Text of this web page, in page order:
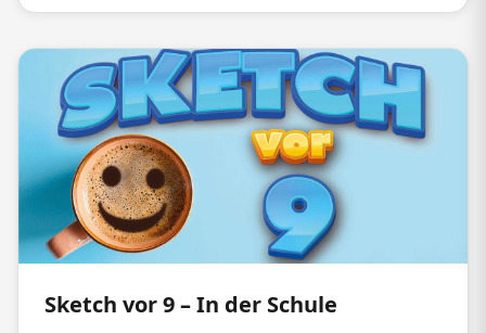
Sketch vor 9 – In der Schule